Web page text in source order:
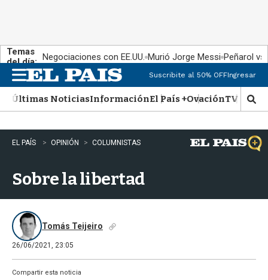
Temas
del día: Negociaciones con EE.UU. Murió Jorge Messi Peñarol
n
u
Suscribite al 50% OFFIngresar
Últimas NoticiasInformaciónEl País +OvaciónTV Show
M
o
s
t
r
�
d
EL PAÍS OPINIÓN COLUMNISTAS
Sobre la libertad
Tomás Teijeiro
26/06/2021, 23:05
Compartir esta noticia